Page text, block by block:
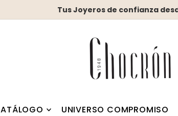
Tus Joyeros de confianza
UNIVERSO COMPROMISO